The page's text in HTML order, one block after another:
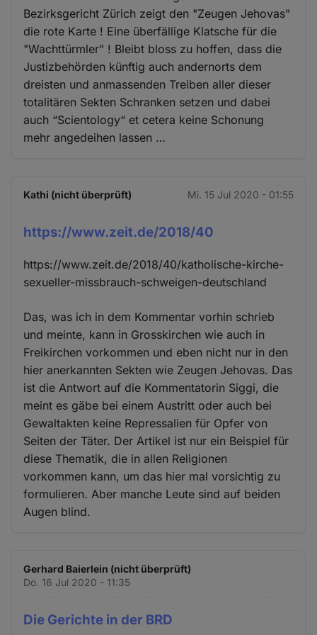
Bezirksgericht Zürich zeigt den "Zeugen Jehovas"
die rote Karte ! Eine überfällige Klatsche für die
"Wachttürmler" ! Bleibt bloss zu hoffen, dass die
Justizbehörden künftig auch andernorts dem
dreisten und anmassenden Treiben aller dieser
totalitären Sekten Schranken setzen und dabei
auch “Scientology“ et cetera keine Schonung
mehr angedeihen lassen …
Kathi (nicht überprüft) Mi. 15 Jul 2020 - 01:55
https://www.zeit.de/2018/40
https://www.zeit.de/2018/40/katholische-kirche-
sexueller-missbrauch-schweigen-deutschland
Das, was ich in dem Kommentar vorhin schrieb
und meinte, kann in Grosskirchen wie auch in
Freikirchen vorkommen und eben nicht nur in den
hier anerkannten Sekten wie Zeugen Jehovas. Das
ist die Antwort auf die Kommentatorin Siggi, die
meint es gäbe bei einem Austritt oder auch bei
Gewaltakten keine Repressalien für Opfer von
Seiten der Täter. Der Artikel ist nur ein Beispiel für
diese Thematik, die in allen Religionen
vorkommen kann, um das hier mal vorsichtig zu
formulieren. Aber manche Leute sind auf beiden
Augen blind.
Gerhard Baierlein (nicht überprüft)
Do. 16 Jul 2020 - 11:35
Die Gerichte in der BRD